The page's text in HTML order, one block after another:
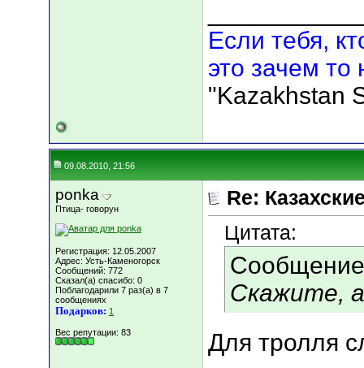
Если тебя,
это зачем то
"Kazakhstan
09.08.2010, 21:56
ponka
Птица- говорун
Регистрация: 12.05.2007
Адрес: Усть-Каменогорск
Сообщений: 772
Сказал(а) спасибо: 0
Поблагодарили 7 раз(а) в 7
сообщениях
Подарков: 1
Вес репутации: 83
Re:
Цитата:
Скажите,
Для тролля